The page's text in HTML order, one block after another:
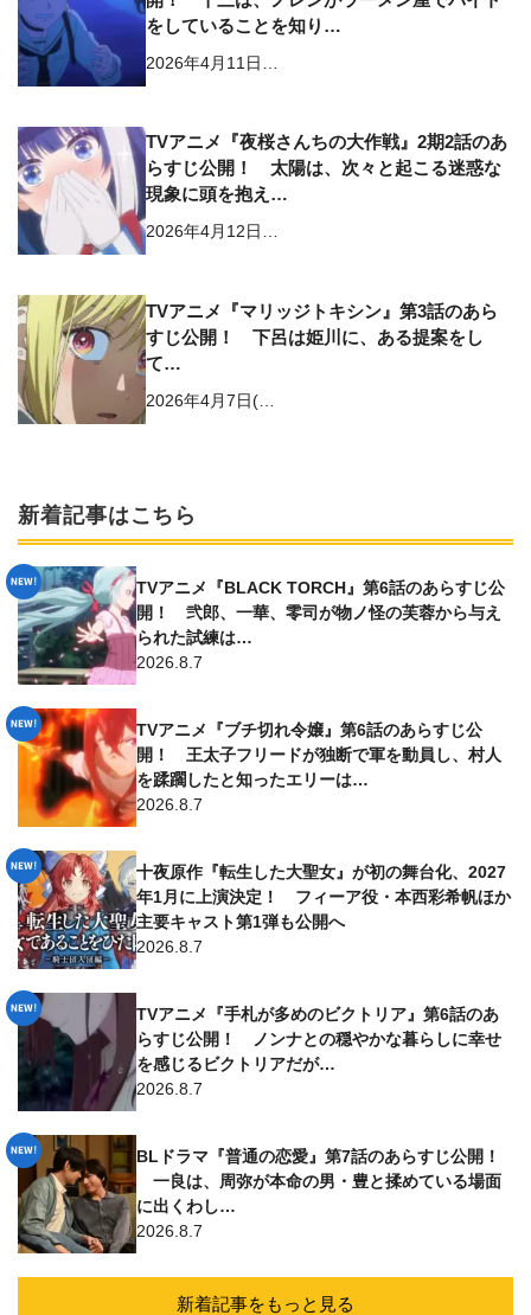
をしていることを知り…
2026年4月11日…
TVアニメ『夜桜さんちの大作戦』2期2話のあ
らすじ公開！ 太陽は、次々と起こる迷惑な
現象に頭を抱え…
2026年4月12日…
TVアニメ『マリッジトキシン』第3話のあら
すじ公開！ 下呂は姫川に、ある提案をし
て…
2026年4月7日(…
新着記事はこちら
TVアニメ『BLACK TORCH』第6話のあらすじ公
開！ 弐郎、一華、零司が物ノ怪の芙蓉から与え
られた試練は…
2026.8.7
TVアニメ『ブチ切れ令嬢』第6話のあらすじ公
開！ 王太子フリードが独断で軍を動員し、村人
を蹂躙したと知ったエリーは…
2026.8.7
十夜原作『転生した大聖女』が初の舞台化、2027
年1月に上演決定！ フィーア役・本西彩希帆ほか
主要キャスト第1弾も公開へ
2026.8.7
TVアニメ『手札が多めのビクトリア』第6話のあ
らすじ公開！ ノンナとの穏やかな暮らしに幸せ
を感じるビクトリアだが…
2026.8.7
BLドラマ『普通の恋愛』第7話のあらすじ公開！
一良は、周弥が本命の男・豊と揉めている場面
に出くわし…
2026.8.7
新着記事をもっと見る